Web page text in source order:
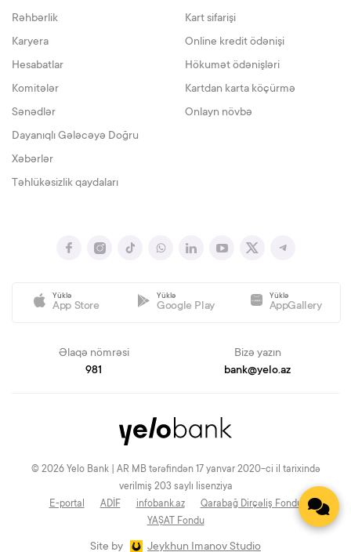
Rəhbərlik
Karyera
Hesabatlar
Komitələr
Sənədlər
Dayanıqlı Gələcəyə Doğru
Xəbərlər
Təhlükəsizlik qaydaları
Kart sifarişi
Online kredit ödənişi
Hökumət ödənişləri
Kartdan karta köçürmə
Onlayn növbə
Yüklə
App Store
Yüklə
Google Play
Yüklə
AppGallery
Əlaqə nömrəsi
981
Bizə yazın
bank@yelo.az
© 2026 Yelo Bank | AR MB tərəfindən 17 yanvar 2020-ci il tarixində
verilmiş 203 saylı lisenziya
E-portal
ADİF infobank.az
Qarabağ Dirçəliş Fondu
YAŞAT Fondu
Site by Jeykhun Imanov Studio